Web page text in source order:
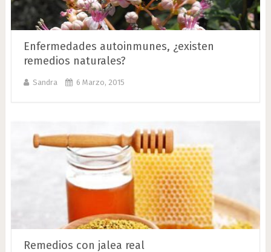
Enfermedades autoinmunes, ¿existen
remedios naturales?
Sandra 6 Marzo, 2015
Remedios con jalea real